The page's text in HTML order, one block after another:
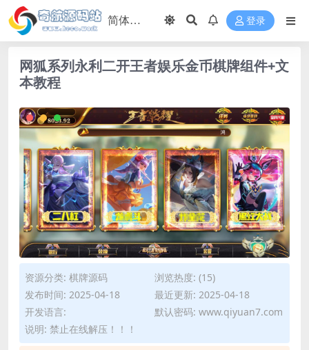
登录
网狐系列永利二开王者娱乐金币棋牌组件+文
本教程
资源分类: 棋牌源码
浏览热度: (15)
发布时间: 2025-04-18
最近更新: 2025-04-18
开发语言:
默认密码: www.qiyuan7.com
说明: 禁止在线解压！！！